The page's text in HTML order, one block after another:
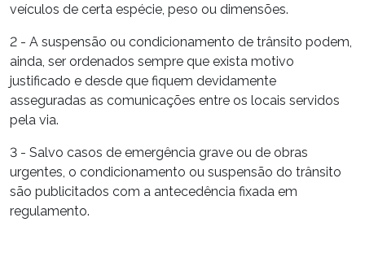
veículos de certa espécie, peso ou dimensões.
2 - A suspensão ou condicionamento de trânsito podem,
ainda, ser ordenados sempre que exista motivo
justificado e desde que fiquem devidamente
asseguradas as comunicações entre os locais servidos
pela via.
3 - Salvo casos de emergência grave ou de obras
urgentes, o condicionamento ou suspensão do trânsito
são publicitados com a antecedência fixada em
regulamento.